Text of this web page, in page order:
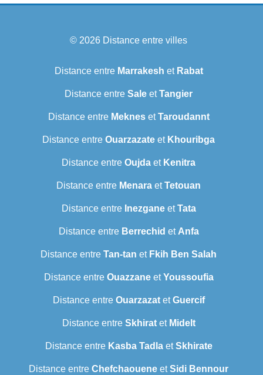
© 2026 Distance entre villes
Distance entre Marrakesh et Rabat
Distance entre Sale etTangier
Distance entre MeknesetTaroudannt
Distance entre Ouarzazate et Khouribga
Distance entre Oujda et Kenitra
Distance entre Menara etTetouan
Distance entre InezganeetTata
Distance entre Berrechid et Anfa
Distance entre Tan-tan et Fkih Ben Salah
Distance entre OuazzaneetYoussoufia
Distance entre OuarzazatetGuercif
Distance entre Skhiratet Midelt
Distance entre Kasba TadlaetSkhirate
Distance entre Chefchaouene etSidi Bennour